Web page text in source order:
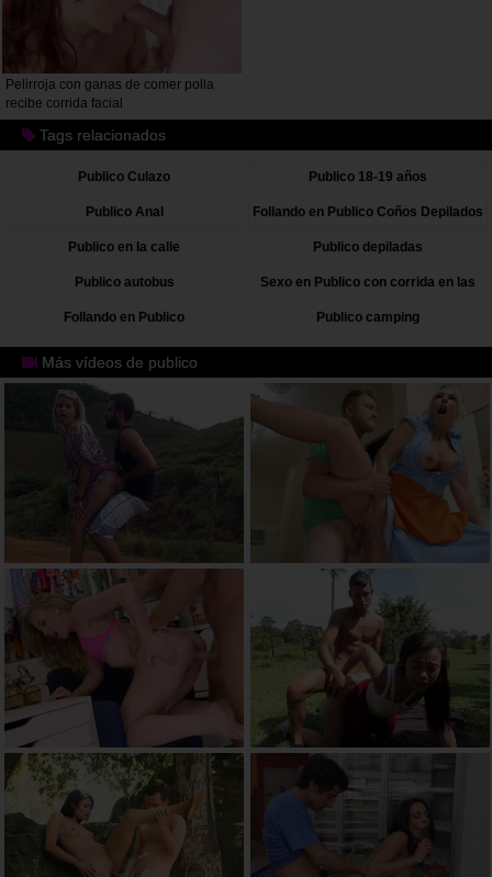
Pelirroja con ganas de comer polla
recibe corrida facial
Tags relacionados
Publico Culazo Publico 18-19 años
Publico Anal Follando en Publico Coños Depilados
Publico en la calle Publico depiladas
Publico autobus
Sexo en Publico con corrida en las
Follando en Publico
Publico camping
Más vídeos de publico